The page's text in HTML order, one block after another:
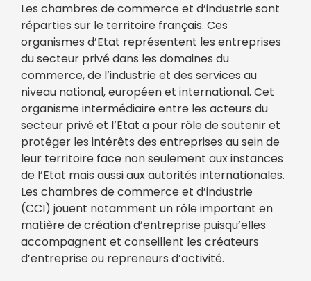
Les chambres de commerce et d’industrie sont
réparties sur le territoire français. Ces
organismes d’Etat représentent les entreprises
du secteur privé dans les domaines du
commerce, de l’industrie et des services au
niveau national, européen et international. Cet
organisme intermédiaire entre les acteurs du
secteur privé et l’Etat a pour rôle de soutenir et
protéger les intérêts des entreprises au sein de
leur territoire face non seulement aux instances
de l’Etat mais aussi aux autorités internationales.
Les chambres de commerce et d’industrie
(CCI) jouent notamment un rôle important en
matière de création d’entreprise puisqu’elles
accompagnent et conseillent les créateurs
d’entreprise ou repreneurs d’activité.